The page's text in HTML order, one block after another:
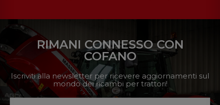
RIMANI CONNESSO CON
COFANO
Iscriviti alla newsletter per ricevere aggiornamenti sul
mondo dei ricambi per trattori!